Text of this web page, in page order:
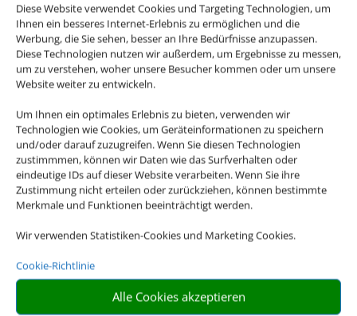
Diese Website verwendet Cookies und Targeting Technologien, um
Ihnen ein besseres Internet-Erlebnis zu ermöglichen und die
Werbung, die Sie sehen, besser an Ihre Bedürfnisse anzupassen.
Diese Technologien nutzen wir außerdem, um Ergebnisse zu messen,
um zu verstehen, woher unsere Besucher kommen oder um unsere
Website weiter zu entwickeln.
Um Ihnen ein optimales Erlebnis zu bieten, verwenden wir
Technologien wie Cookies, um Geräteinformationen zu speichern
und/oder darauf zuzugreifen. Wenn Sie diesen Technologien
zustimmmen, können wir Daten wie das Surfverhalten oder
eindeutige IDs auf dieser Website verarbeiten. Wenn Sie ihre
Zustimmung nicht erteilen oder zurückziehen, können bestimmte
Merkmale und Funktionen beeinträchtigt werden.
Wir verwenden Statistiken-Cookies und Marketing Cookies.
Cookie-Richtlinie
Alle Cookies akzeptieren
Wir brauchen Ihre Einwilligung
Um diesen Inhalt darzustellen, aktivieren Sie bitte die Cookies. Es
werden ggf. personenbezogene Daten verarbeitet.
Cookies akzeptieren
Die Abwicklung der Buchung übernimmt Schmetterling